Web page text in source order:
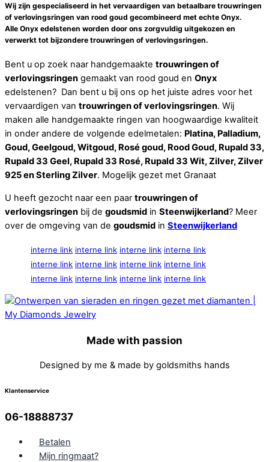
Wij zijn gespecialiseerd in het vervaardigen van betaalbare trouwringen
of verlovingsringen van rood goud gecombineerd met echte Onyx.
Alle Onyx edelstenen worden door ons zorgvuldig uitgekozen en
verwerkt tot bijzondere trouwringen of verlovingsringen.
Bent u op zoek naar handgemaakte trouwringen of
verlovingsringen gemaakt van rood goud en Onyx
edelstenen? Dan bent u bij ons op het juiste adres voor het
vervaardigen van trouwringen of verlovingsringen. Wij
maken alle handgemaakte ringen van hoogwaardige kwaliteit
in onder andere de volgende edelmetalen: Platina, Palladium,
Goud, Geelgoud, Witgoud, Rosé goud, Rood Goud, Rupald 33,
Rupald 33 Geel, Rupald 33 Rosé, Rupald 33 Wit, Zilver, Zilver
925 en Sterling Zilver. Mogelijk gezet met Granaat
U heeft gezocht naar een paar trouwringen of
verlovingsringen bij de goudsmid in Steenwijkerland? Meer
over de omgeving van de goudsmid in Steenwijkerland
interne link interne link interne link interne link
interne link interne link interne link interne link
interne link interne link interne link interne link
Made with passion
Designed by me & made by goldsmiths hands
Klantenservice
06-18888737
Betalen
Mijn ringmaat?